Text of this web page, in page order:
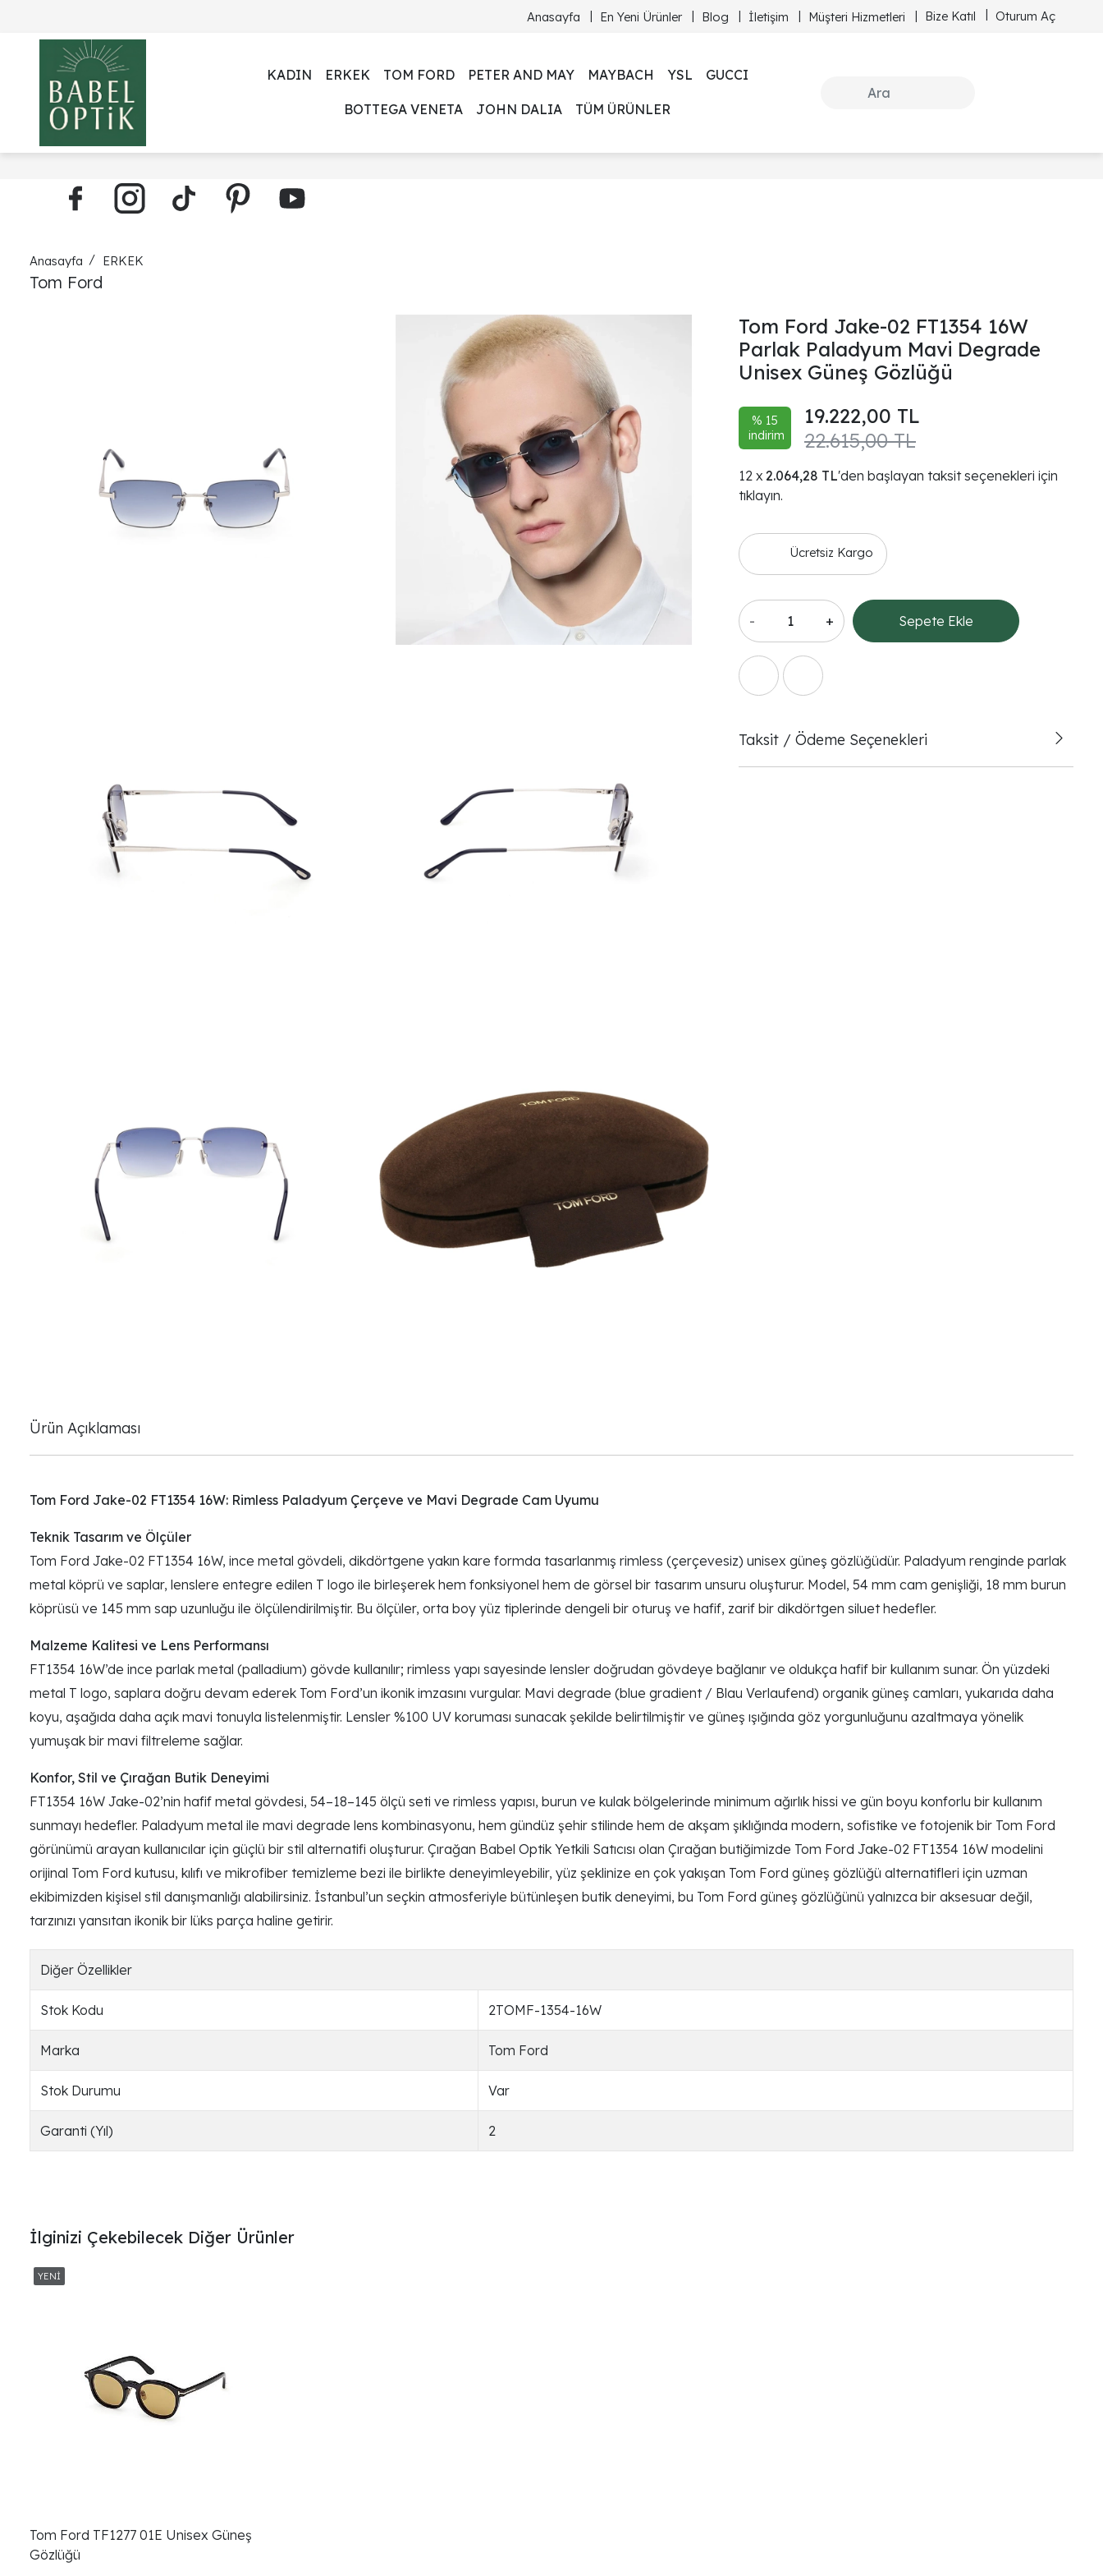
Anasayfa En Yeni Ürünler Blog İletişim Müşteri Hizmetleri Bize Katıl Oturum Aç
KADIN ERKEK TOM FORD PETER AND MAY MAYBACH YSL GUCCI
BOTTEGA VENETA JOHN DALIA TÜM ÜRÜNLER
Anasayfa ERKEK
Tom Ford
Tom Ford Jake-02 FT1354 16W
Parlak Paladyum Mavi Degrade
Unisex Güneş Gözlüğü
% 15
indirim
22.615,00 TL
19.222,00 TL
2.064,28 TL'den başlayan taksit seçenekleri için
tıklayın.
Ücretsiz Kargo
- + Sepete Ekle
Taksit / Ödeme Seçenekleri
Ürün Açıklaması
Tom Ford Jake-02 FT1354 16W: Rimless Paladyum Çerçeve ve Mavi Degrade Cam Uyumu
Teknik Tasarım ve Ölçüler
Tom Ford Jake-02 FT1354 16W, ince metal gövdeli, dikdörtgene yakın kare formda tasarlanmış rimless (çerçevesiz) unisex güneş gözlüğüdür. Paladyum renginde parlak
metal köprü ve saplar, lenslere entegre edilen T logo ile birleşerek hem fonksiyonel hem de görsel bir tasarım unsuru oluşturur. Model, 54 mm cam genişliği, 18 mm burun
köprüsü ve 145 mm sap uzunluğu ile ölçülendirilmiştir. Bu ölçüler, orta boy yüz tiplerinde dengeli bir oturuş ve hafif, zarif bir dikdörtgen siluet hedefler.
Malzeme Kalitesi ve Lens Performansı
FT1354 16W’de ince parlak metal (palladium) gövde kullanılır; rimless yapı sayesinde lensler doğrudan gövdeye bağlanır ve oldukça hafif bir kullanım sunar. Ön yüzdeki
metal T logo, saplara doğru devam ederek Tom Ford’un ikonik imzasını vurgular. Mavi degrade (blue gradient / Blau Verlaufend) organik güneş camları, yukarıda daha
koyu, aşağıda daha açık mavi tonuyla listelenmiştir. Lensler %100 UV koruması sunacak şekilde belirtilmiştir ve güneş ışığında göz yorgunluğunu azaltmaya yönelik
yumuşak bir mavi filtreleme sağlar.
Konfor, Stil ve Çırağan Butik Deneyimi
FT1354 16W Jake-02’nin hafif metal gövdesi, 54–18–145 ölçü seti ve rimless yapısı, burun ve kulak bölgelerinde minimum ağırlık hissi ve gün boyu konforlu bir kullanım
sunmayı hedefler. Paladyum metal ile mavi degrade lens kombinasyonu, hem gündüz şehir stilinde hem de akşam şıklığında modern, sofistike ve fotojenik bir Tom Ford
görünümü arayan kullanıcılar için güçlü bir stil alternatifi oluşturur. Çırağan Babel Optik Yetkili Satıcısı olan Çırağan butiğimizde Tom Ford Jake-02 FT1354 16W modelini
orijinal Tom Ford kutusu, kılıfı ve mikrofiber temizleme bezi ile birlikte deneyimleyebilir, yüz şeklinize en çok yakışan Tom Ford güneş gözlüğü alternatifleri için uzman
ekibimizden kişisel stil danışmanlığı alabilirsiniz. İstanbul’un seçkin atmosferiyle bütünleşen butik deneyimi, bu Tom Ford güneş gözlüğünü yalnızca bir aksesuar değil,
tarzınızı yansıtan ikonik bir lüks parça haline getirir.
Diğer Özellikler
Stok Kodu 2TOMF-1354-16W
Marka Tom Ford
Stok Durumu Var
Garanti (Yıl) 2
İlginizi Çekebilecek Diğer Ürünler
Tom Ford TF1277 01E Unisex Güneş
Gözlüğü